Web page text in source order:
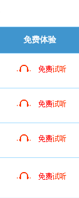
免费体验